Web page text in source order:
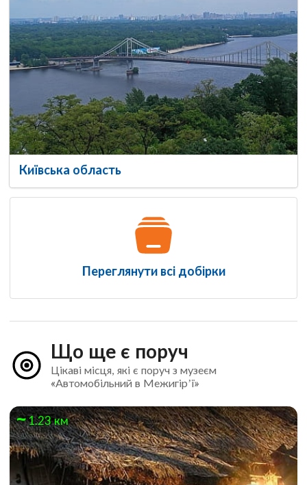
Київська область
Переглянути всі добірки
Що ще є поруч
Цікаві місця, які є поруч з музеєм
«Автомобільний в Межигір’ї»
1.23 км